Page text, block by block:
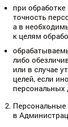
при
точность
а в
к целям
либо
или в случае
целей, если
персональных
в